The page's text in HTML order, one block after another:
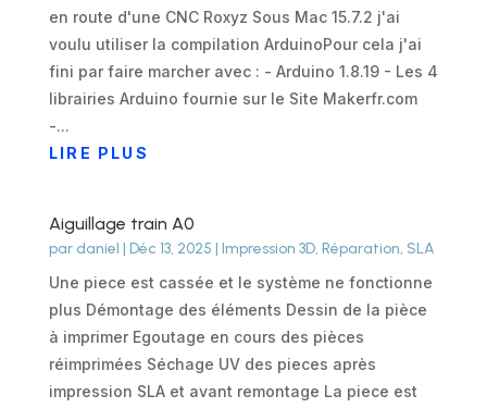
en route d'une CNC Roxyz Sous Mac 15.7.2 j'ai
voulu utiliser la compilation ArduinoPour cela j'ai
fini par faire marcher avec : - Arduino 1.8.19 - Les 4
librairies Arduino fournie sur le Site Makerfr.com
-...
LIRE PLUS
Aiguillage train A0
par daniel | Déc 13, 2025 | Impression 3D, Réparation, SLA
Une piece est cassée et le système ne fonctionne
plus Démontage des éléments Dessin de la pièce
à imprimer Egoutage en cours des pièces
réimprimées Séchage UV des pieces après
impression SLA et avant remontage La piece est